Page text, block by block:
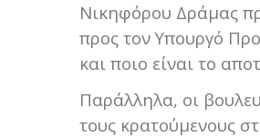
Νικηφόρου Δράμας
προς τον Υπουργό
και ποιο είναι το
Παράλληλα, οι
τους κρατούμενους